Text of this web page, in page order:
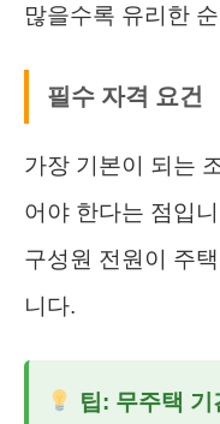
많을수록 유리한
필수 자격 요건
가장 기본이 되는
어야 한다는 점입
구성원 전원이 주
니다.
팁: 무주택 기